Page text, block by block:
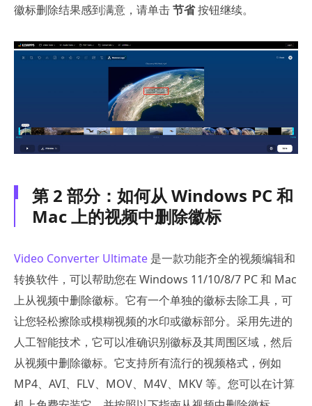
徽标删除结果感到满意，请单击节省按钮继续。
第 2 部分：如何从 Windows PC 和
Mac 上的视频中删除徽标
Video Converter Ultimate 是一款功能齐全的视频编辑和
转换软件，可以帮助您在 Windows 11/10/8/7 PC 和 Mac
上从视频中删除徽标。它有一个单独的徽标去除工具，可
让您轻松擦除或模糊视频的水印或徽标部分。采用先进的
人工智能技术，它可以准确识别徽标及其周围区域，然后
从视频中删除徽标。它支持所有流行的视频格式，例如
MP4、AVI、FLV、MOV、M4V、MKV 等。您可以在计算